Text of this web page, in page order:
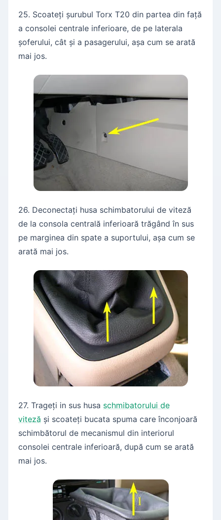
25. Scoateți șurubul Torx T20 din partea din față
a consolei centrale inferioare, de pe laterala
șoferului, cât și a pasagerului, așa cum se arată
mai jos.
26. Deconectați husa schimbatorului de viteză
de la consola centrală inferioară trăgând în sus
pe marginea din spate a suportului, așa cum se
arată mai jos.
27. Trageți in sus husa schmibatorului de
viteză și scoateți bucata spuma care înconjoară
schimbătorul de mecanismul din interiorul
consolei centrale inferioară, după cum se arată
mai jos.